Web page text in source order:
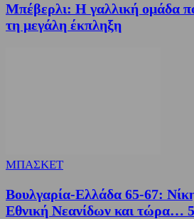
Μπέβερλι: Η γαλλική ομάδα
τη μεγάλη έκπληξη
ΜΠΑΣΚΕΤ
Βουλγαρία-Ελλάδα 65-67:
Εθνική Νεανίδων και τώρα…